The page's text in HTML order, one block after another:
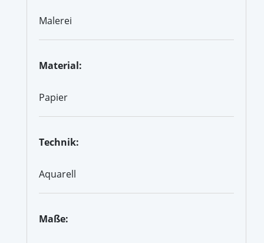
Malerei
Material:
Papier
Technik:
Aquarell
Maße: